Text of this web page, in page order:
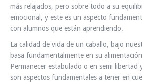
más relajados, pero sobre todo a su
emocional, y este es un aspecto
con alumnos que están aprendiendo.
La calidad de vida de un caballo, bajo
basa fundamentalmente en su
Permanecer estabulado o en semi libertad
son aspectos fundamentales a tener en